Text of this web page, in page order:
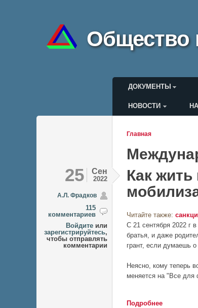
Общество
Главное
ДОКУМЕНТЫ
Меню
НОВОСТИ
Вы здесь
Главная
25 Сен
2022
А.Л. Фрадков
115
комментариев
Войдите или
зарегистрируйтесь,
чтобы отправлять
комментарии
Как жить
Читайте также:
С 21 сентября 2022 г
братья, и даже
грант, если думаешь
Неясно, кому теперь
меняется на "Все для
Подробнее